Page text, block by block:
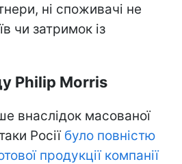
ні споживачі не
чи затримок із
Philip Morris
внаслідок масованої
Росії було повністю
продукції компанії